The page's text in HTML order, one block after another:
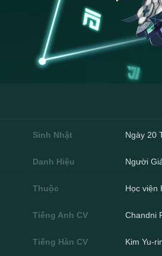
Sinh Nhật Ngày 20
Danh Hiệu Người
Thuộc Học viện
Tiếng Anh CV Chandni
Tiếng Hàn CV Kim Yu-